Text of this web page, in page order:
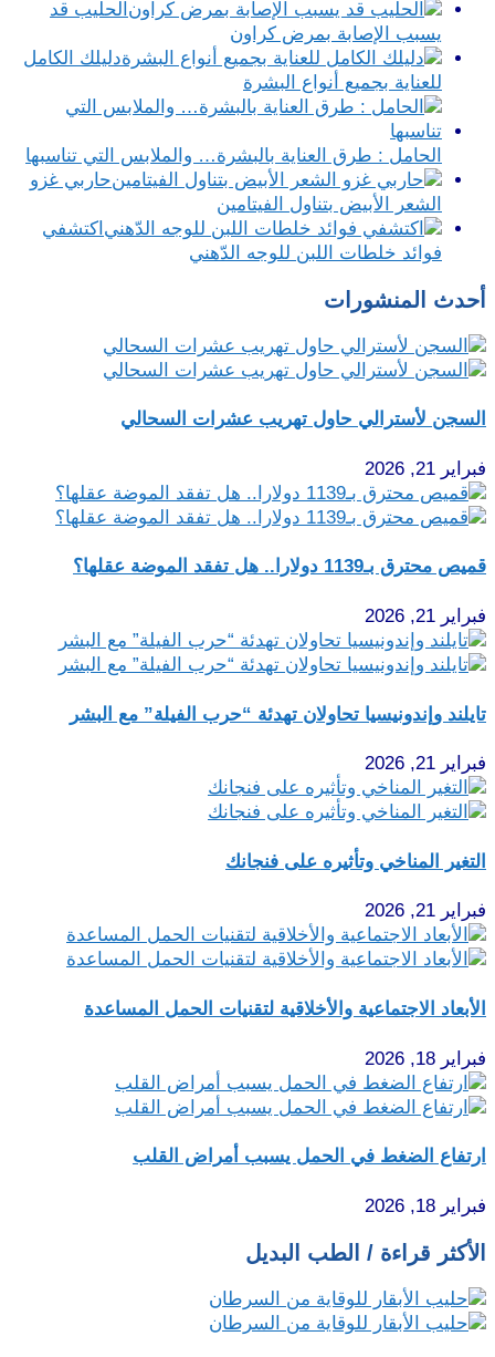
الحليب قد
يسبب الإصابة بمرض كراون
دليلك الكامل
للعناية بجميع أنواع البشرة
الحامل : طرق العناية بالبشرة… والملابس التي تناسبها
حاربي غزو
الشعر الأبيض بتناول الفيتامين
اكتشفي
فوائد خلطات اللبن للوجه الدّهني
أحدث المنشورات
السجن لأسترالي حاول تهريب عشرات السحالي
فبراير 21, 2026
قميص محترق بـ1139 دولارا.. هل تفقد الموضة عقلها؟
فبراير 21, 2026
تايلند وإندونيسيا تحاولان تهدئة “حرب الفيلة” مع البشر
فبراير 21, 2026
التغير المناخي وتأثيره على فنجانك
فبراير 21, 2026
الأبعاد الاجتماعية والأخلاقية لتقنيات الحمل المساعدة
فبراير 18, 2026
ارتفاع الضغط في الحمل يسبب أمراض القلب
فبراير 18, 2026
الأكثر قراءة / الطب البديل